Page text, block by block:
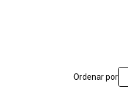
Ordenar por